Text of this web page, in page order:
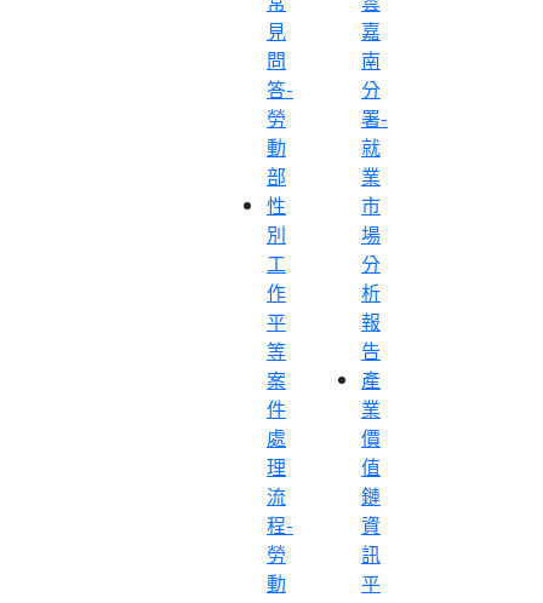
見
問
答-
勞
動
部
性
別
工
作
平
等
案
件
處
理
流
程-
勞
動
嘉
南
分
署-
就
業
市
場
分
析
報
告
產
業
價
值
鏈
資
訊
平